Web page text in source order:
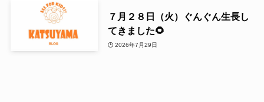
７月２８日（火）ぐんぐん生長し
てきました🌻
2026年7月29日